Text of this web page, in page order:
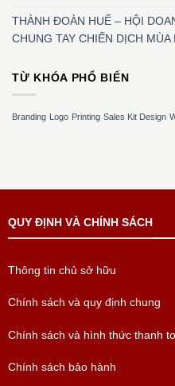
THÀNH ĐOÀN HUẾ – HỘI
CHUNG TAY CHIẾN DỊCH MÙA
TỪ KHÓA PHỔ BIẾN
Branding Logo Printing Sales Kit Design
QUY ĐỊNH VÀ CHÍNH SÁCH
Thông tin chủ sở hữu
Chính sách và quy định chung
Chính sách và hình thức thanh
Chính sách bảo hành